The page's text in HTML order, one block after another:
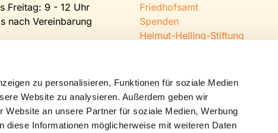
zu personalisieren, Funktionen für soziale Medien
Website zu analysieren. Außerdem geben wir
Website an unsere Partner für soziale Medien, Werbung
diese Informationen möglicherweise mit weiteren Daten
Freitag: 9 - 12 Uhr
nach Vereinbarung
/ 25 65
Friedhofsamt
Spenden
Helmut-Helling-Stiftung